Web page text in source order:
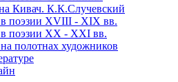
Кивач. К.К.Случевский
поэзии XVIII - XIX вв.
поэзии XX - XXI вв.
полотнах художников